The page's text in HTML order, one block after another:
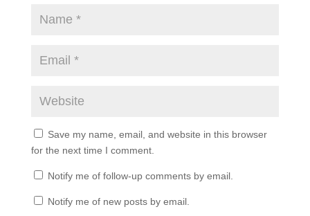
Save my name, email, and website in this browser
for the next time I comment.
Notify me of follow-up comments by email.
Notify me of new posts by email.